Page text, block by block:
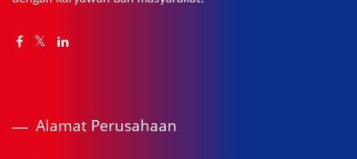
Alamat Perusahaan